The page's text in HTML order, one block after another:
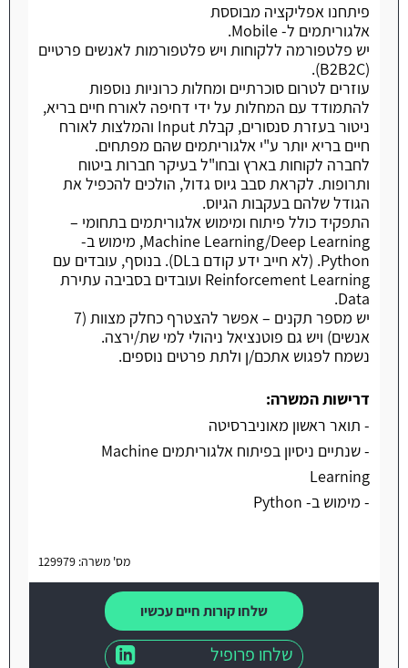
פיתחנו אפליקציה מבוססת
אלגוריתמים ל- Mobile.
יש פלטפורמה ללקוחות ויש פלטפורמות לאנשים פרטיים
(B2B2C).
עוזרים לטרום סוכרתיים ומחלות כרוניות נוספות
להתמודד עם המחלות על ידי דחיפה לאורח חיים בריא,
ניטור בעזרת סנסורים, קבלת Input והמלצות לאורח
חיים בריא יותר ע"י אלגוריתמים שהם מפתחים.
לחברה לקוחות בארץ ובחו"ל בעיקר חברות ביטוח
ותרופות. לקראת סבב גיוס גדול, הולכים להכפיל את
הגודל שלהם בעקבות הגיוס.
התפקיד כולל פיתוח ומימוש אלגוריתמים בתחומי –
Machine Learning/Deep Learning, מימוש ב-
Python. (לא חייב ידע קודם בDL). בנוסף, עובדים עם
Reinforcement Learning ועובדים בסביבה עתירת
Data.
יש מספר תקנים – אפשר להצטרף כחלק מצוות (7
אנשים) ויש גם פוטנציאל ניהולי למי שת/ירצה.
נשמח לפגוש אתכם/ן ולתת פרטים נוספים.
דרישות המשרה:
- תואר ראשון מאוניברסיטה
- שנתיים ניסיון בפיתוח אלגוריתמים Machine
Learning
- מימוש ב- Python
מס' משרה: 129979
שלחו קורות חיים עכשיו
שלחו פרופיל